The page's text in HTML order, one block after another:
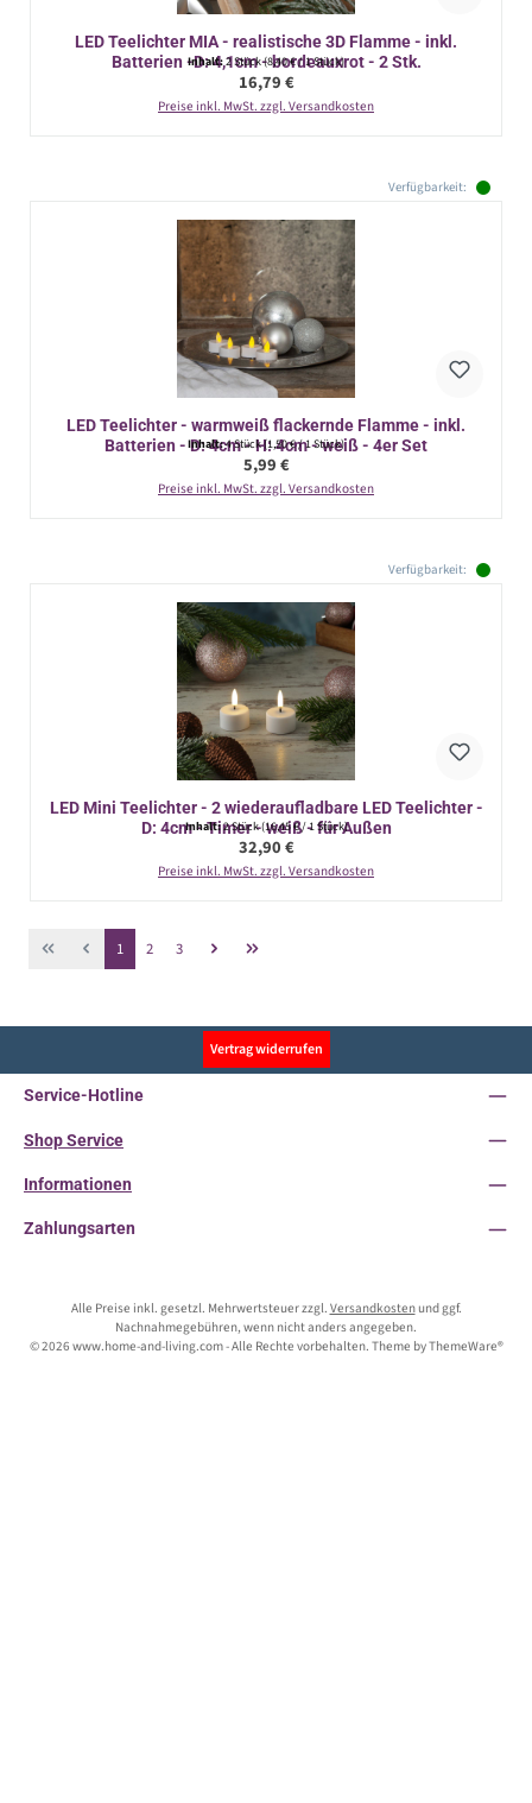
LED Teelichter MIA - realistische 3D Flamme - inkl.
Batterien -D: 4,1cm - bordeauxrot - 2 Stk.
Inhalt:2 Stück(8,40 € / 1 Stück)
Regulärer Preis:
16,79 €
Preise inkl. MwSt. zzgl. Versandkosten
Verfügbarkeit:
LED Teelichter - warmweiß flackernde Flamme - inkl.
Batterien - D: 4cm - H: 4cm - weiß - 4er Set
Inhalt:4 Stück(1,50 € / 1 Stück)
Regulärer Preis:
5,99 €
Preise inkl. MwSt. zzgl. Versandkosten
Verfügbarkeit:
LED Mini Teelichter - 2 wiederaufladbare LED Teelichter -
D: 4cm - Timer - weiß - für Außen
Inhalt:2 Stück(16,45 € / 1 Stück)
Regulärer Preis:
32,90 €
Preise inkl. MwSt. zzgl. Versandkosten
Seite
1 Seite
2 Seite
3
Vertrag widerrufen
Service-Hotline
Shop Service
Informationen
Zahlungsarten
Alle Preise inkl. gesetzl. Mehrwertsteuer zzgl. Versandkostenund ggf.
Nachnahmegebühren, wenn nicht anders angegeben.
© 2026 www.home-and-living.com - Alle Rechte vorbehalten. Theme byThemeWare®